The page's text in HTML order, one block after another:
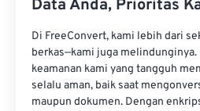
Data Anda, Prioritas
Di FreeConvert, kami lebih dari
berkas—kami juga melindunginya.
keamanan kami yang tangguh
selalu aman, baik saat
maupun dokumen. Dengan